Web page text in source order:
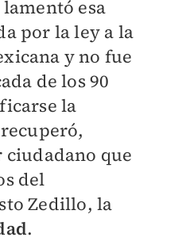
esa
por la ley a la
y no fue
de los 90
la
que
del
Zedillo, la
.